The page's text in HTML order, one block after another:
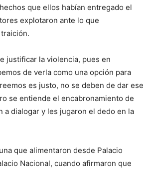
que ellos habían entregado el
explotaron ante lo que
justificar la violencia, pues en
de verla como una opción para
es justo, no se deben de dar ese
se entiende el encabronamiento de
a dialogar y les jugaron el dedo en la
que alimentaron desde Palacio
Nacional, cuando afirmaron que